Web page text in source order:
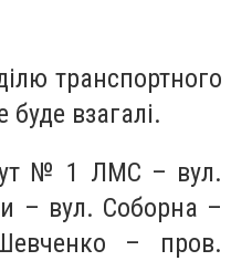
транспортного
буде взагалі.
№ 1 ЛМС – вул.
– вул. Соборна –
– пров.